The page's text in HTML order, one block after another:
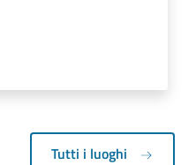
Tutti i luoghi